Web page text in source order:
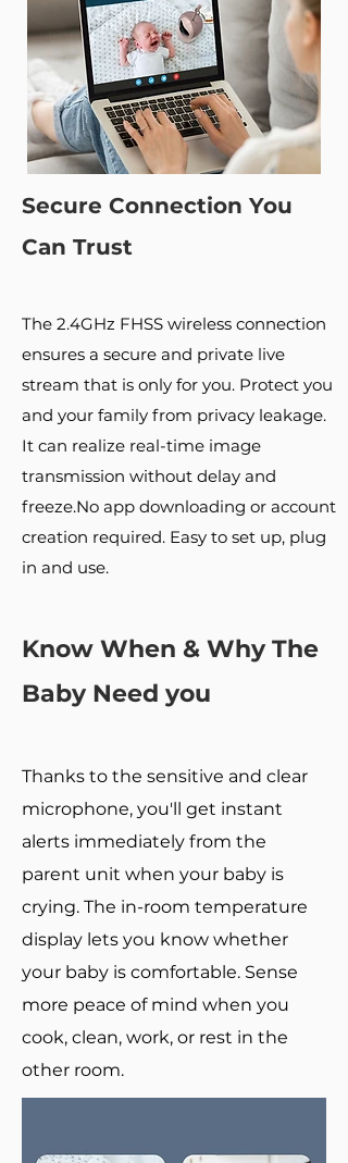
Secure Connection You
Can Trust
The 2.4GHz FHSS wireless connection
ensures a secure and private live
stream that is only for you. Protect you
and your family from privacy leakage.
It can realize real-time image
transmission without delay and
freeze.No app downloading or account
creation required. Easy to set up, plug
in and use.
Know When & Why The
Baby Need you
Thanks to the sensitive and clear
microphone, you'll get instant
alerts immediately from the
parent unit when your baby is
crying. The in-room temperature
display lets you know whether
your baby is comfortable. Sense
more peace of mind when you
cook, clean, work, or rest in the
other room.